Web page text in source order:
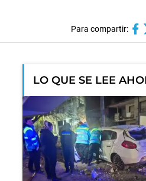
Para compartir:
LO QUE SE LEE